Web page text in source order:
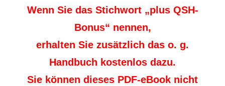
Wenn Sie das Stichwort „plus QSH-
Bonus“ nennen,
erhalten Sie zusätzlich das o. g.
Handbuch kostenlos dazu.
Sie können dieses PDF-eBook nicht